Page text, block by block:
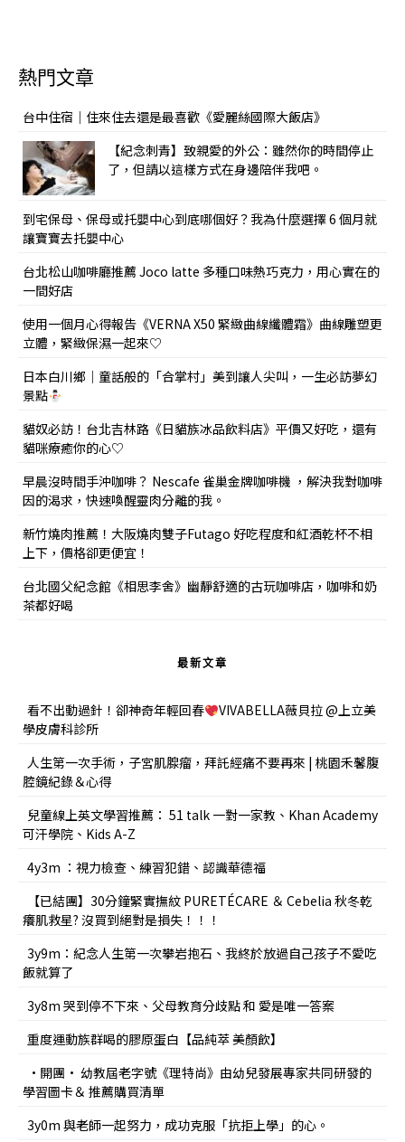
熱門文章
台中住宿｜住來住去還是最喜歡《愛麗絲國際大飯店》
【紀念刺青】致親愛的外公：雖然你的時間停止
了，但請以這樣方式在身邊陪伴我吧。
到宅保母、保母或托嬰中心到底哪個好？我為什麼選擇 6 個月就
讓寶寶去托嬰中心
台北松山咖啡廳推薦 Joco latte 多種口味熱巧克力，用心實在的
一間好店
使用一個月心得報告《VERNA X50 緊緻曲線纖體霜》曲線雕塑更
立體，緊緻保濕一起來♡
日本白川鄉｜童話般的「合掌村」美到讓人尖叫，一生必訪夢幻
景點
貓奴必訪！台北吉林路《日貓族冰品飲料店》平價又好吃，還有
貓咪療癒你的心♡
早晨沒時間手沖咖啡？ Nescafe 雀巢金牌咖啡機 ，解決我對咖啡
因的渴求，快速喚醒靈肉分離的我。
新竹燒肉推薦！大阪燒肉雙子Futago 好吃程度和紅酒乾杯不相
上下，價格卻更便宜！
台北國父紀念館《相思李舍》幽靜舒適的古玩咖啡店，咖啡和奶
茶都好喝
最新文章
看不出動過針！卻神奇年輕回春
VIVABELLA薇貝拉 @上立美
學皮膚科診所
人生第一次手術，子宮肌腺瘤，拜託經痛不要再來 | 桃園禾馨腹
腔鏡紀錄＆心得
兒童線上英文學習推薦： 51 talk 一對一家教、Khan Academy
可汗學院、Kids A-Z
4y3m ：視力檢查、練習犯錯、認識華德福
【已結團】30分鐘緊實撫紋 PURETÉCARE ＆ Cebelia 秋冬乾
癢肌救星? 沒買到絕對是損失！！！
3y9m：紀念人生第一次攀岩抱石、我終於放過自己孩子不愛吃
飯就算了
3y8m 哭到停不下來、父母教育分歧點 和 愛是唯一答案
重度運動族群喝的膠原蛋白【品純萃 美顏飲】
•開團• 幼教屆老字號《理特尚》由幼兒發展專家共同研發的
學習圖卡＆ 推薦購買清單
3y0m 與老師一起努力，成功克服「抗拒上學」的心。